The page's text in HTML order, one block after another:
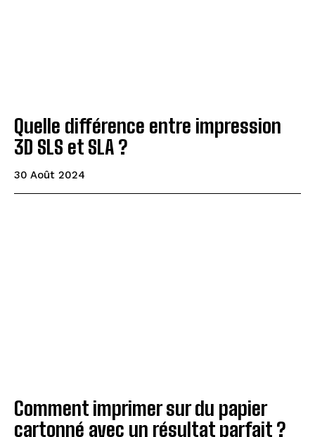
Quelle différence entre impression
3D SLS et SLA ?
30 Août 2024
Comment imprimer sur du papier
cartonné avec un résultat parfait ?